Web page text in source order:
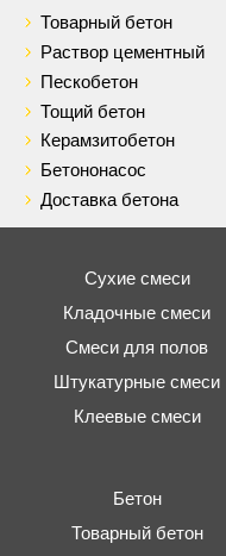
Товарный бетон
Раствор цементный
Пескобетон
Тощий бетон
Керамзитобетон
Бетононасос
Доставка бетона
Сухие смеси
Кладочные смеси
Смеси для полов
Штукатурные смеси
Клеевые смеси
Бетон
Товарный бетон